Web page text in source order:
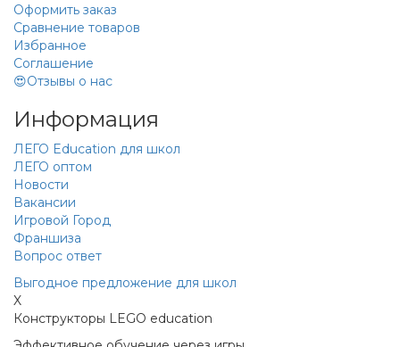
Оформить заказ
Сравнение товаров
Избранное
Соглашение
😍Отзывы о нас
Информация
ЛЕГО Education для школ
ЛЕГО оптом
Новости
Вакансии
Игровой Город
Франшиза
Вопрос ответ
Выгодное предложение для школ
X
Конструкторы LEGO education